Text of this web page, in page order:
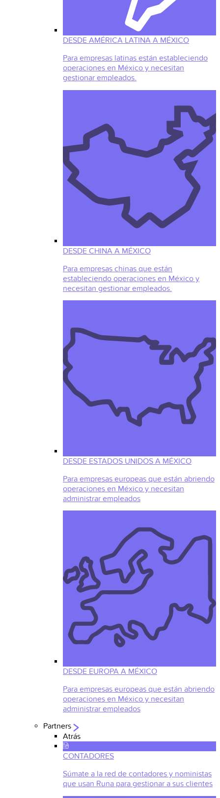
DESDE AMÉRICA LATINA A MÉXICO
Para empresas latinas están estableciendo
operaciones en México y necesitan
gestionar empleados.
DESDE CHINA A MÉXICO
Para empresas chinas que están
estableciendo operaciones en México y
necesitan gestionar empleados.
DESDE ESTADOS UNIDOS A MÉXICO
Para empresas europeas que están abriendo
operaciones en México y necesitan
administrar empleados
DESDE EUROPA A MÉXICO
Para empresas europeas que están abriendo
operaciones en México y necesitan
administrar empleados
Partners
Atrás
CONTADORES
Súmate a la red de contadores y noministas
que usan Runa para gestionar a sus clientes